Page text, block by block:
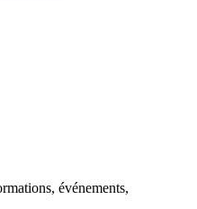
événements,